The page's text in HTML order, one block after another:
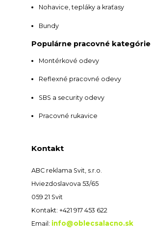
Nohavice, tepláky a kraťasy
Bundy
Populárne pracovné kategórie
Montérkové odevy
Reflexné pracovné odevy
SBS a security odevy
Pracovné rukavice
Kontakt
ABC reklama Svit, s.r.o.
Hviezdoslavova 53/65
059 21 Svit
Kontakt: +421 917 453 622
Email: info@oblecsalacno.sk